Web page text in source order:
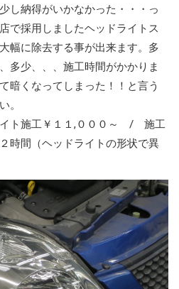
し納得がいかなかった・・・っ
で採用しましたヘッドライトス
幅に除去する事が出来ます。多
多少、、、施工時間がかかりま
暗くなってしまった！！と言う
。
イト施工￥１１,０００～ / 施工
時間（ヘッドライトの形状で異